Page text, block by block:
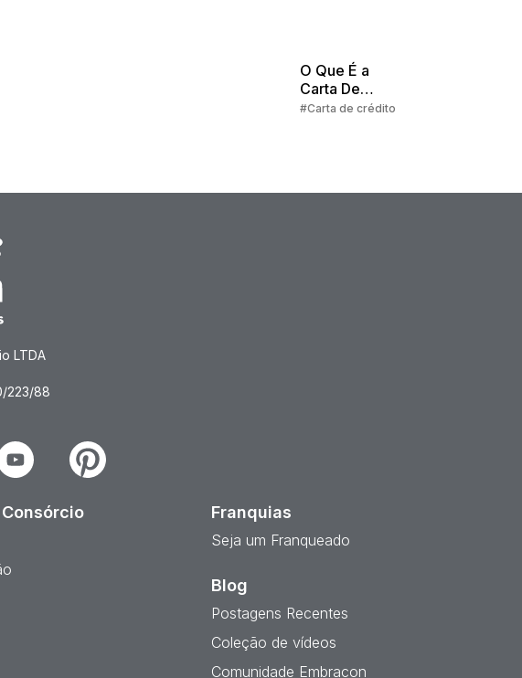
O Que É a
Carta De
Crédito no
#Carta de crédito
LTDA
223/88
Pinterest
Franquias
Seja um Franqueado
Blog
Postagens Recentes
Coleção de vídeos
Comunidade Embracon